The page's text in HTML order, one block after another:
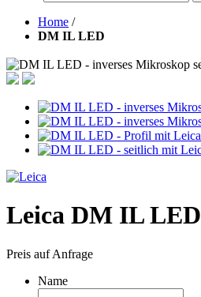
Home /
DM IL LED
Leica DM IL LED
Preis auf Anfrage
Name